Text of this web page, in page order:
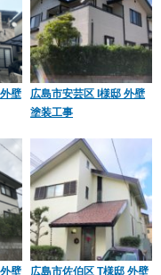
壁
広島市安芸区 I様邸 外壁
塗装工事
壁 広島市佐伯区 T様邸 外壁